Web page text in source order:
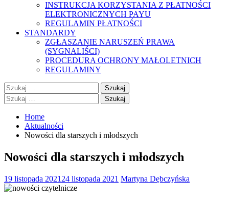
INSTRUKCJA KORZYSTANIA Z PŁATNOŚCI
ELEKTRONICZNYCH PAYU
REGULAMIN PŁATNOŚCI
STANDARDY
ZGŁASZANIE NARUSZEŃ PRAWA
(SYGNALIŚCI)
PROCEDURA OCHRONY MAŁOLETNICH
REGULAMINY
Szukaj:
Szukaj:
Home
Aktualności
Nowości dla starszych i młodszych
Nowości dla starszych i młodszych
19 listopada 2021 24 listopada 2021 Martyna Dębczyńska